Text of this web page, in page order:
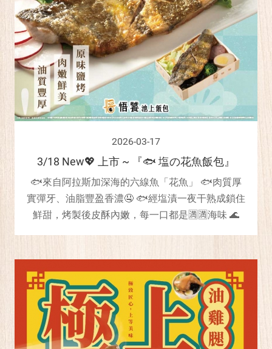
2026-03-17
3/18 New💖 上市 ~ 『🐟 塩の花魚飯包』
🐟來自阿拉斯加深海的六線魚「花魚」 🐟肉質厚
實彈牙、油脂豐盈香濃🤤 🐟經塩漬一夜干熟成鎖住
鮮甜，烤製後皮酥內嫩，每一口都是🈵🈵海味 🌊